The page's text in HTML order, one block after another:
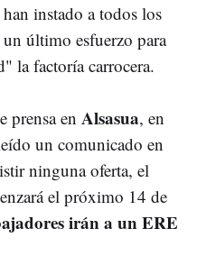
instado a todos los
último esfuerzo para
la factoría carrocera.
prensa en Alsasua, en
un comunicado en
ninguna oferta, el
el próximo 14 de
irán a un ERE